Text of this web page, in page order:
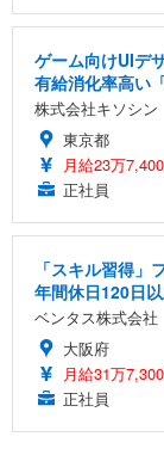
ゲーム向けUIデ
有給消化率高い
株式会社キソシン
東京都
月給23万
正社員
「スキル習得
年間休日120日
ベンタス株式会社
大阪府
月給31万
正社員